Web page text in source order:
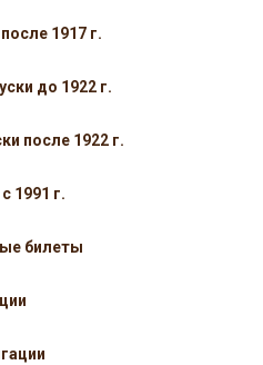
1917 г.
до 1922 г.
после 1922 г.
1991 г.
билеты